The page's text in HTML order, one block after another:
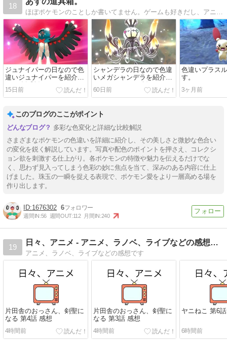
18
ほぼポケモンのことしか書いてません。ゲームも好きだし、アニメも毎週欠かさず視聴してます！色違いポケモンマニア見習いです。
ジュナイパーの日なので色
違いジュナイパーを紹介し
ます(剣盾版)。
15日前
シャンデラの日なので色違
いメガシャンデラを紹介し
ます(ポケチャン版)。
60日前
色違いプラス
す。
3ヶ月前
このブログのここがポイント
多彩な色変化と詳細な比較解説
さまざまなポケモンの色違いを詳細に紹介し、その美しさと微妙な色合い
の変化を鋭く解説しています。写真や配色のポイントを押さえ、コレクシ
ョン欲を刺激する仕上がり。各ポケモンの特徴や魅力を伝えるだけでな
く、思わず見入ってしまう色彩の妙に焦点を当て、深みのある内容に仕上
げました。珠玉の一瞬を捉える表現で、ポケモン愛をより一層高める場を
作り出します。
1676302 6
週間IN:56 週間OUT:112 月間IN:240
19
日々、アニメ - アニメ、ラノベ、ライブなどの感想です
アニメ、ラノベ、ライブなどの感想です
片田舎のおっさん、剣聖に
なる 第4話 感想
4時間前
片田舎のおっさん、剣聖に
なる 第3話 感想
4時間前
ヤニねこ 第6
6時間前